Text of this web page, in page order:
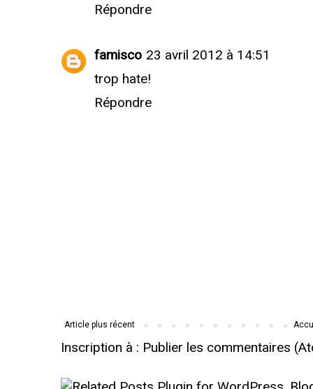
Répondre
famisco 23 avril 2012 à 14:51
trop hate!
Répondre
Article plus récent
Inscription à : Publier les commentaires